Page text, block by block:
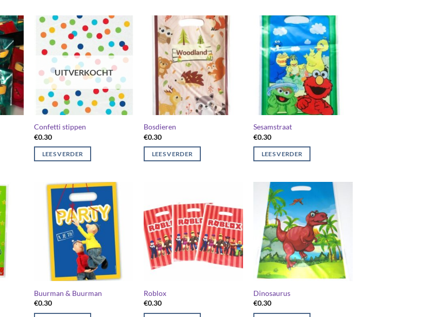
UITVERKOCHT
Confetti stippen
€0.30
LEES VERDER
Bosdieren
€0.30
LEES VERDER
Sesamstraat
€0.30
LEES VERDER
Buurman & Buurman
€0.30
Roblox
€0.30
Dinosaurus
€0.30